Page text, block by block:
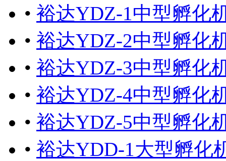
• 裕达YDZ-1中型孵化
• 裕达YDZ-2中型孵化
• 裕达YDZ-3中型孵化
• 裕达YDZ-4中型孵化
• 裕达YDZ-5中型孵化
• 裕达YDD-1大型孵化